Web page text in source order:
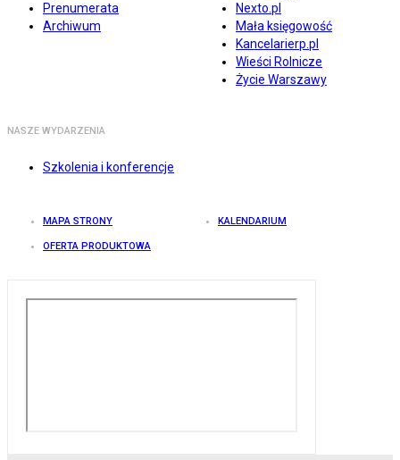
Prenumerata
Archiwum
Nexto.pl
Mała księgowość
Kancelarierp.pl
Wieści Rolnicze
Życie Warszawy
NASZE WYDARZENIA
Szkolenia i konferencje
MAPA STRONY KALENDARIUM
OFERTA PRODUKTOWA